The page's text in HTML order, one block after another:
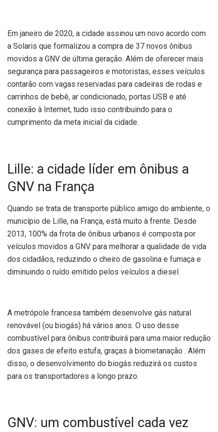
Em janeiro de 2020, a cidade assinou um novo acordo com
a Solaris que formalizou a compra de 37 novos ônibus
movidos a GNV de última geração. Além de oferecer mais
segurança para passageiros e motoristas, esses veículos
contarão com vagas reservadas para cadeiras de rodas e
carrinhos de bebê, ar condicionado, portas USB e até
conexão à Internet, tudo isso contribuindo para o
cumprimento da meta inicial da cidade.
Lille: a cidade líder em ônibus a
GNV na França
Quando se trata de transporte público amigo do ambiente, o
município de Lille, na França, está muito à frente. Desde
2013, 100% da frota de ônibus urbanos é composta por
veículos movidos a GNV para melhorar a qualidade de vida
dos cidadãos, reduzindo o cheiro de gasolina e fumaça e
diminuindo o ruído emitido pelos veículos a diesel.
A metrópole francesa também desenvolve gás natural
renovável (ou biogás) há vários anos. O uso desse
combustível para ônibus contribuirá para uma maior redução
dos gases de efeito estufa, graças à biometanação . Além
disso, o desenvolvimento do biogás reduzirá os custos
para os transportadores a longo prazo.
GNV: um combustível cada vez